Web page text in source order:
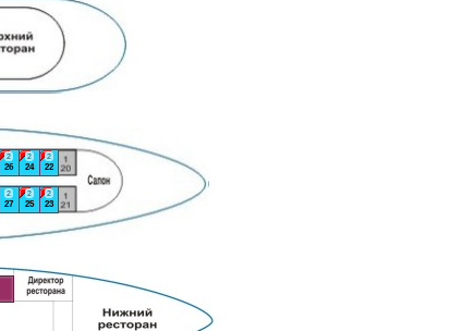
2
22
2
23
2
24
2
25
2
26
2
27